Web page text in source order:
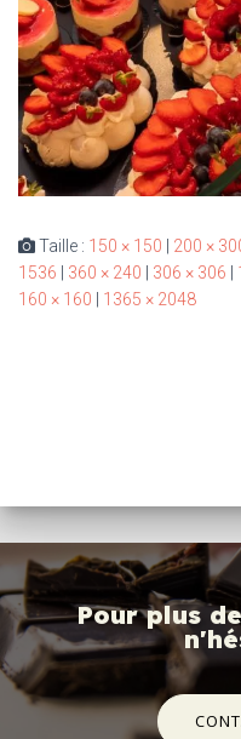
Taille : 150 × 150 200 ×
1536
360 × 240 306 × 306
160 × 160
1365 × 2048
Pour plus